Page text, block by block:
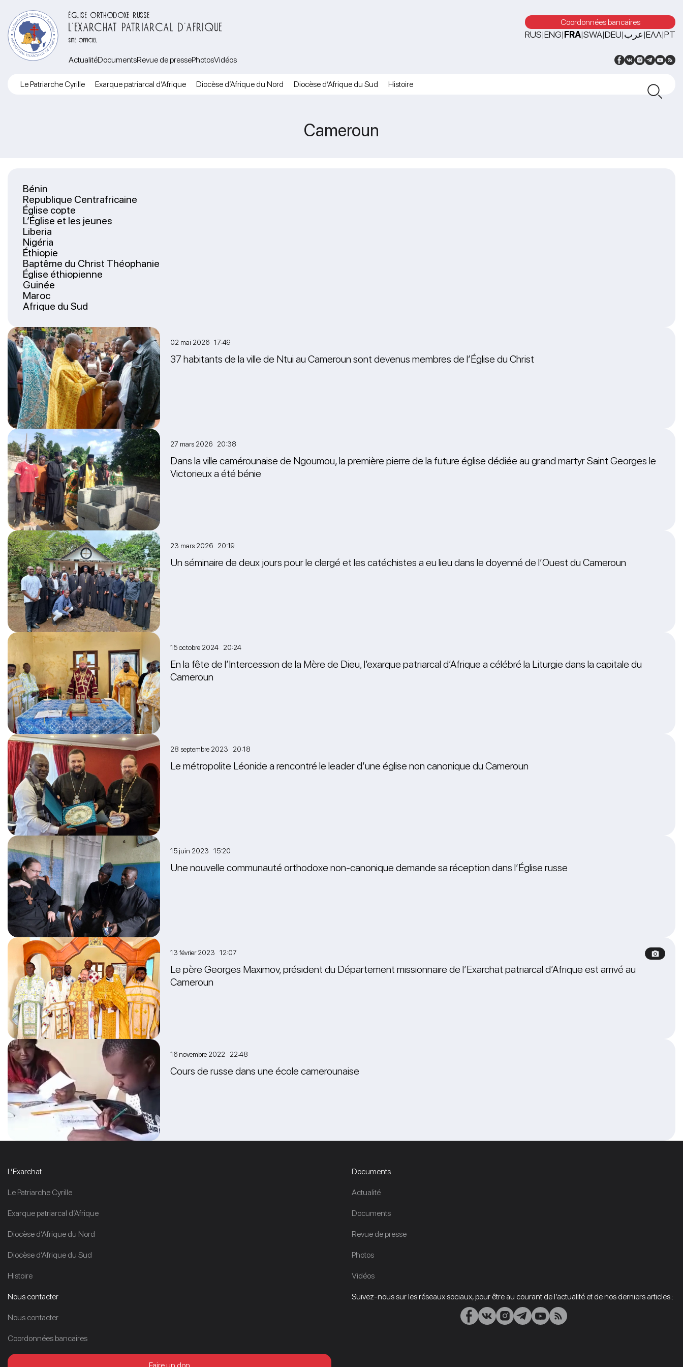
ÉGLISE ORTHODOXE RUSSE
L’EXARCHAT PATRIARCAL D’AFRIQUE
SITE OFFICIEL
Coordonnées bancaires
RUS|ENG|FRA|SWA|DEU|عرب|ΕΛΛ|PT
ActualitéDocumentsRevue de pressePhotosVidéos
Le Patriarche Cyrille Exarque patriarcal d’Afrique Diocèse d’Afrique du Nord Diocèse d’Afrique du Sud Histoire
Cameroun
Bénin
Republique Centrafricaine
Église copte
L’Église et les jeunes
Liberia
Nigéria
Éthiopie
Baptême du Christ Théophanie
Église éthiopienne
Guinée
Maroc
Afrique du Sud
02 mai 2026 17:49
37 habitants de la ville de Ntui au Cameroun sont devenus membres de l’Église du Christ
27 mars 2026 20:38
Dans la ville camérounaise de Ngoumou, la première pierre de la future église dédiée au grand martyr Saint Georges le
Victorieux a été bénie
23 mars 2026 20:19
Un séminaire de deux jours pour le clergé et les catéchistes a eu lieu dans le doyenné de l’Ouest du Cameroun
15 octobre 2024 20:24
En la fête de l’Intercession de la Mère de Dieu, l’exarque patriarcal d’Afrique a célébré la Liturgie dans la capitale du
Cameroun
28 septembre 2023 20:18
Le métropolite Léonide a rencontré le leader d’une église non canonique du Cameroun
15 juin 2023 15:20
Une nouvelle communauté orthodoxe non-canonique demande sa réception dans l’Église russe
13 février 2023 12:07
Le père Georges Maximov, président du Département missionnaire de l’Exarchat patriarcal d’Afrique est arrivé au
Cameroun
16 novembre 2022 22:48
Cours de russe dans une école camerounaise
L’Exarchat
Le Patriarche Cyrille
Exarque patriarcal d’Afrique
Diocèse d’Afrique du Nord
Diocèse d’Afrique du Sud
Histoire
Documents
Actualité
Documents
Revue de presse
Photos
Vidéos
Nous contacter
Nous contacter
Coordonnées bancaires
Suivez-nous sur les réseaux sociaux, pour être au courant de l’actualité et de nos derniers articles.: